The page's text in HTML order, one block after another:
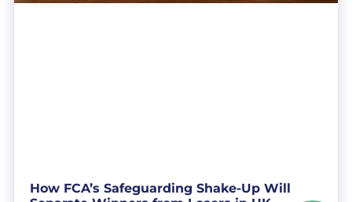
How FCA’s Safeguarding Shake-Up Will